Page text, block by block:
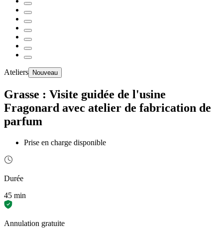
Ateliers Nouveau
Grasse : Visite guidée de l'usine
Fragonard avec atelier de fabrication de
parfum
Prise en charge disponible
Durée
45 min
Annulation gratuite